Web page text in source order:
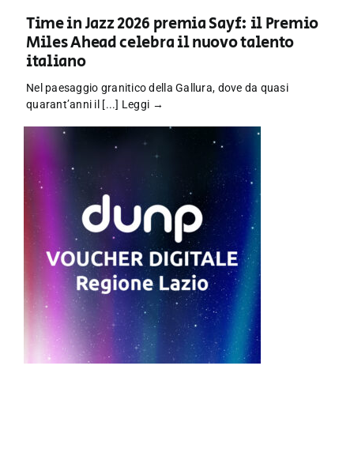
Time in Jazz 2026 premia Sayf: il Premio
Miles Ahead celebra il nuovo talento
italiano
Nel paesaggio granitico della Gallura, dove da quasi
quarant’anni il [...] Leggi →